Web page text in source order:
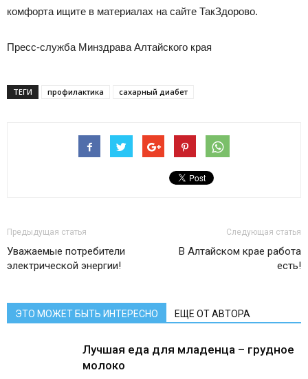
комфорта ищите в материалах на сайте ТакЗдорово.
Пресс-служба Минздрава Алтайского края
ТЕГИ профилактика сахарный диабет
Предыдущая статья
Уважаемые потребители
электрической энергии!
Следующая статья
В Алтайском крае работа
есть!
ЭТО МОЖЕТ БЫТЬ ИНТЕРЕСНО ЕЩЕ ОТ АВТОРА
Лучшая еда для младенца – грудное
молоко